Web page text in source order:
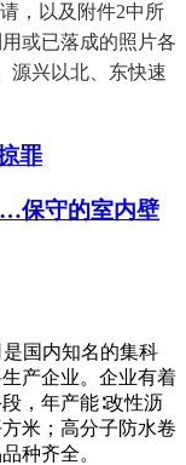
，以及附件2中所
或已落成的照片各
源兴以北、东快速
罪
保守的室内壁
国内知名的集科
产企业。企业有着
，年产能∶改性沥
米；高分子防水卷
种齐全。